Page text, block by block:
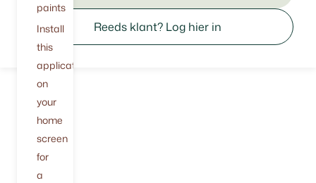
Reeds klant? Log hier in
paints
Install
this
application
on
your
home
screen
for
a